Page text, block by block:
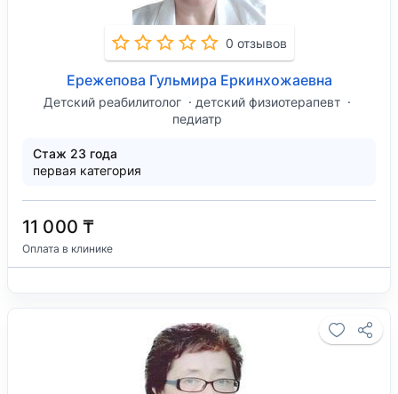
0 отзывов
Ережепова Гульмира Еркинхожаевна
Детский реабилитолог
детский физиотерапевт
педиатр
Стаж 23 года
первая категория
11 000 ₸
Оплата в клинике